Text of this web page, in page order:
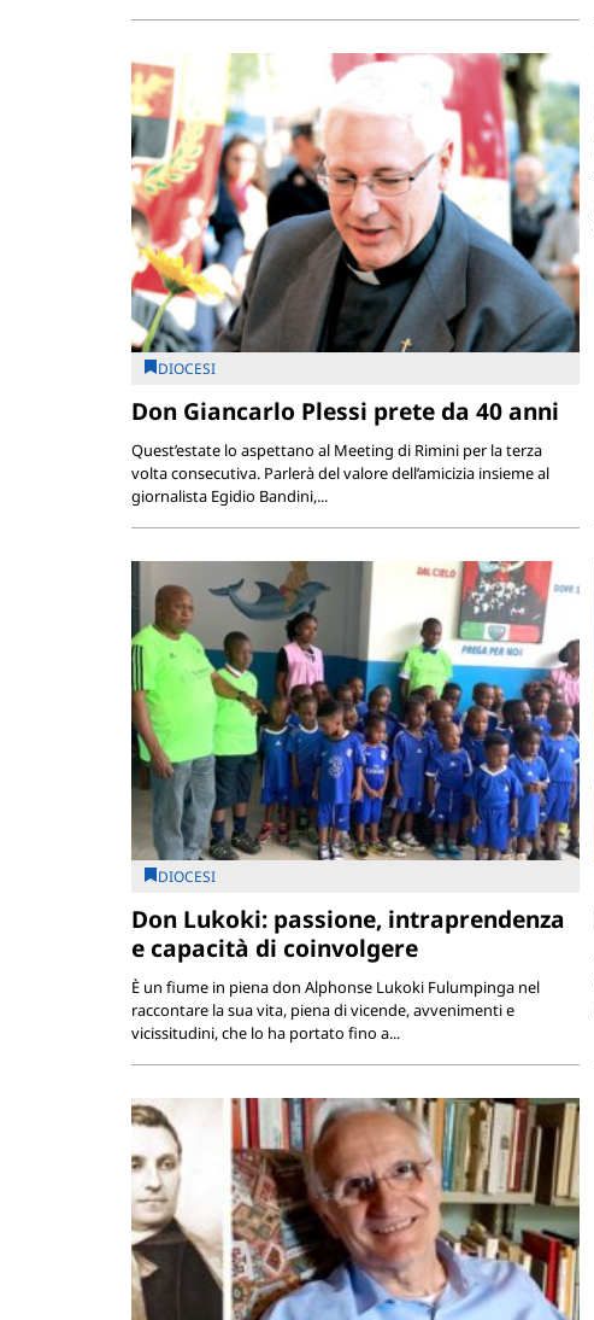
DIOCESI
Don Giancarlo Plessi prete da 40 anni
Quest’estate lo aspettano al Meeting di Rimini per la terza
volta consecutiva. Parlerà del valore dell’amicizia insieme al
giornalista Egidio Bandini,...
DIOCESI
Don Lukoki: passione, intraprendenza
e capacità di coinvolgere
È un fiume in piena don Alphonse Lukoki Fulumpinga nel
raccontare la sua vita, piena di vicende, avvenimenti e
vicissitudini, che lo ha portato fino a...